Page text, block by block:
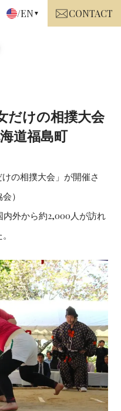
/EN CONTACT
だけの相撲大会
道福島町
の相撲大会」が開催さ
）
外から約2,000人が訪れ